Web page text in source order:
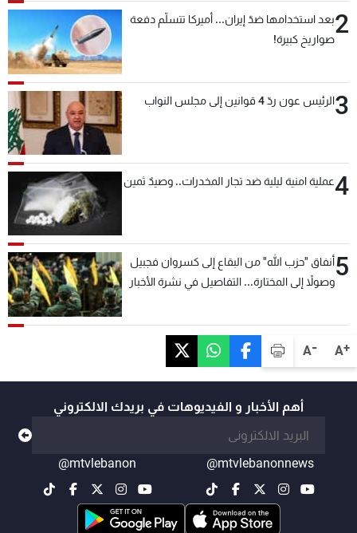
A+
A-
2بعد استخدامها ضدّ إيران... أميركا تتسلّم دفعة
صواريخ كبيرة!
3الرئيس عون ردّ 4 قوانين إلى مجلس النواب
4عملية امنية ليلية ضد تجار المخدرات.. وصيدٌ ثمين
5أنفاق "حزب الله" من البقاع إلى كسروان فجبيل
وصولاً إلى المختارة... التفاصيل في نشرة الأخبار
أهم الأخبار و الفيديوهات في بريدك الالكتروني
@mtvlebanonnews
@mtvlebanon